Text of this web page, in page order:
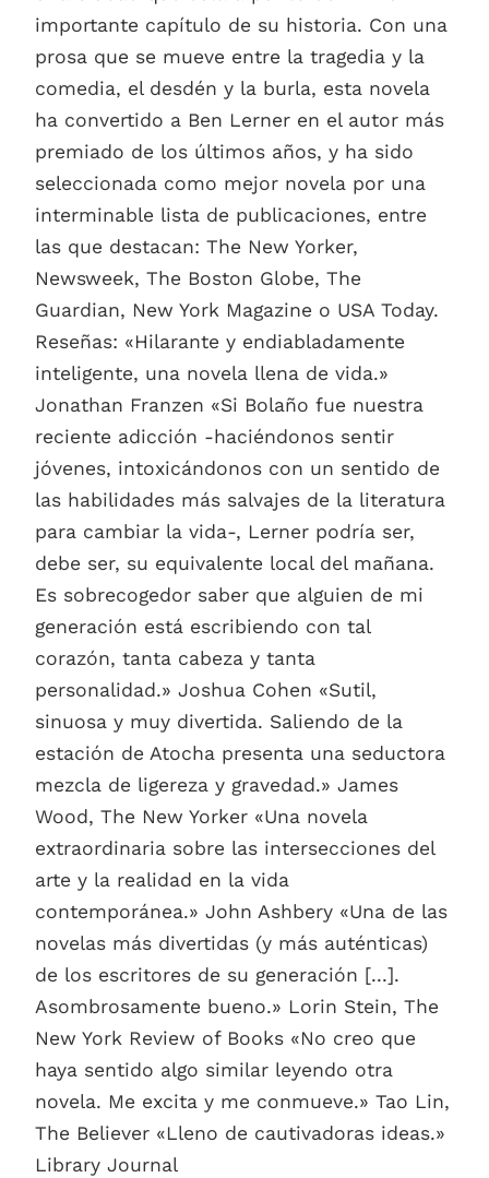
importante capítulo de su historia. Con una
prosa que se mueve entre la tragedia y la
comedia, el desdén y la burla, esta novela
ha convertido a Ben Lerner en el autor más
premiado de los últimos años, y ha sido
seleccionada como mejor novela por una
interminable lista de publicaciones, entre
las que destacan: The New Yorker,
Newsweek, The Boston Globe, The
Guardian, New York Magazine o USA Today.
Reseñas: «Hilarante y endiabladamente
inteligente, una novela llena de vida.»
Jonathan Franzen «Si Bolaño fue nuestra
reciente adicción -haciéndonos sentir
jóvenes, intoxicándonos con un sentido de
las habilidades más salvajes de la literatura
para cambiar la vida-, Lerner podría ser,
debe ser, su equivalente local del mañana.
Es sobrecogedor saber que alguien de mi
generación está escribiendo con tal
corazón, tanta cabeza y tanta
personalidad.» Joshua Cohen «Sutil,
sinuosa y muy divertida. Saliendo de la
estación de Atocha presenta una seductora
mezcla de ligereza y gravedad.» James
Wood, The New Yorker «Una novela
extraordinaria sobre las intersecciones del
arte y la realidad en la vida
contemporánea.» John Ashbery «Una de las
novelas más divertidas (y más auténticas)
de los escritores de su generación [...].
Asombrosamente bueno.» Lorin Stein, The
New York Review of Books «No creo que
haya sentido algo similar leyendo otra
novela. Me excita y me conmueve.» Tao Lin,
The Believer «Lleno de cautivadoras ideas.»
Library Journal